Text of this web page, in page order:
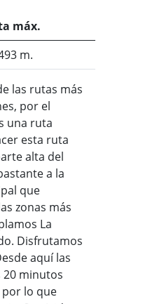
máx.
m.
las rutas más
por el
una ruta
esta ruta
alta del
a la
que
zonas más
La
Disfrutamos
aquí las
20 minutos
por lo que